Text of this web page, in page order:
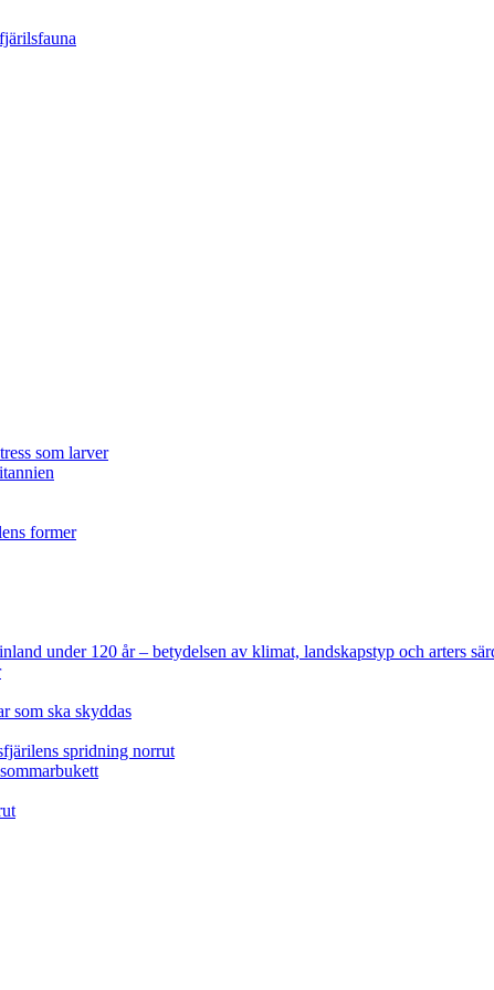
som larver
former
under 120 år– betydelsen av klimat, landskapstyp och arters
som ska skyddas
spridning norrut